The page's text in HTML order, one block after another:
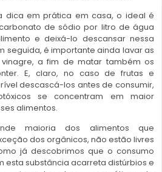
dica em prática em casa, o ideal é
de sódio por litro de água
e deixá-lo descansar nessa
seguida, é importante ainda lavar as
a fim de matar também os
E, claro, no caso de frutas e
descascá-los antes de consumir,
se concentram em maior
alimentos.
maioria dos alimentos que
dos orgânicos, não estão livres
já descobrimos que o consumo
esta substância acarreta distúrbios e